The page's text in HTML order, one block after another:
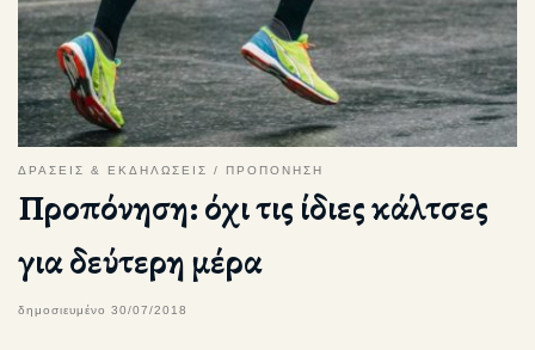
ΔΡΑΣΕΙΣ & ΕΚΔΗΛΩΣΕΙΣ ΠΡΟΠΟΝΗΣΗ
Προπόνηση: όχι τις ίδιες κάλτσες
για δεύτερη μέρα
δημοσιευμένο 30/07/2018